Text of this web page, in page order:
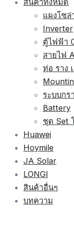
แผงโซล่
Inverter
ตู้ไฟฟ้า
สายไฟ
ท่อ ราง
ระบบกร
Battery
ชุด Set
Huawei
Hoymile
JA Solar
LONGI
สินค้าอื่นๆ
บทความ